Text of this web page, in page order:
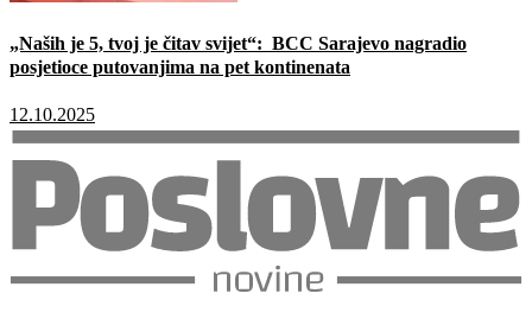
„Naših je 5, tvoj je čitav svijet“: BCC Sarajevo nagradio
posjetioce putovanjima na pet kontinenata
12.10.2025